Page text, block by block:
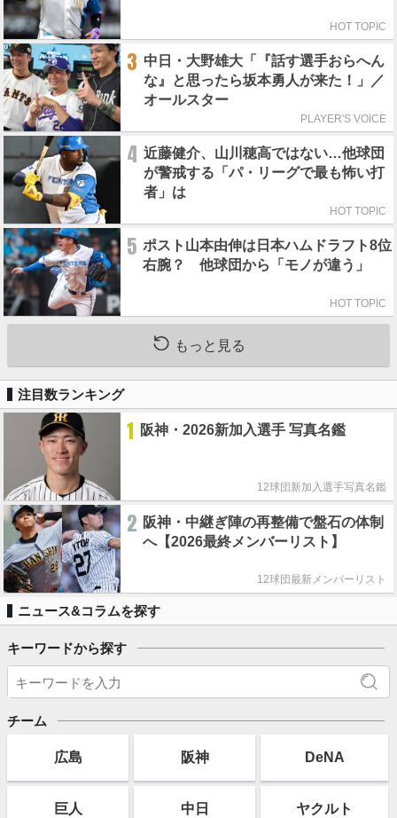
HOT TOPIC
3 中日・大野雄大「『話す選手おらへん
な』と思ったら坂本勇人が来た！」／
オールスター
PLAYER'S VOICE
4 近藤健介、山川穂高ではない…他球団
が警戒する「パ・リーグで最も怖い打
者」は
HOT TOPIC
5 ポスト山本由伸は日本ハムドラフト8位
右腕？ 他球団から「モノが違う」
HOT TOPIC
もっと見る
注目数ランキング
1 阪神・2026新加入選手 写真名鑑
12球団新加入選手写真名鑑
2 阪神・中継ぎ陣の再整備で盤石の体制
へ【2026最終メンバーリスト】
12球団最新メンバーリスト
ニュース&コラムを探す
キーワードから探す
チーム
広島 阪神 DeNA
巨人 中日 ヤクルト